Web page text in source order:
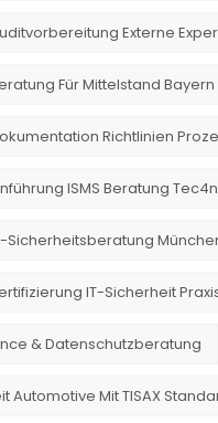
Externe
Für Mittelstand Bayern
Richtlinien
ISMS Beratung
Sicherheitsberatung
IT-Sicherheit
& Datenschutzberatung
Automotive Mit TISAX